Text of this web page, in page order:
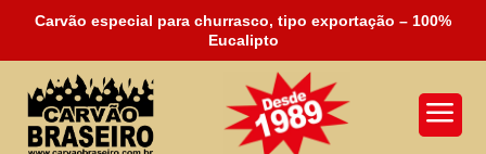
Carvão especial para churrasco, tipo exportação – 100%
Eucalipto
a